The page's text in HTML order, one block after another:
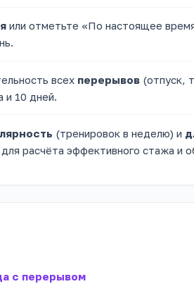
или отметьте «По настоящее
всех перерывов (отпуск,
10 дней.
(тренировок в неделю) и
расчёта эффективного стажа и
с перерывом